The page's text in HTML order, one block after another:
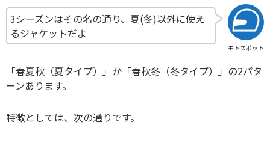
モトスポット
3シーズンはその名の通り、夏(冬)以外に使え
るジャケットだよ
「春夏秋（夏タイプ）」か「春秋冬（冬タイプ）」の2パタ
ーンあります。
特徴としては、次の通りです。